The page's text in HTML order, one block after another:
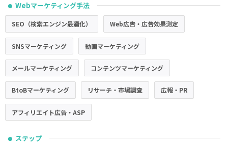
● Webマーケティング手法
SEO（検索エンジン最適化） Web広告・広告効果測定
SNSマーケティング 動画マーケティング
メールマーケティング コンテンツマーケティング
BtoBマーケティング リサーチ・市場調査 広報・PR
アフィリエイト広告・ASP
● ステップ